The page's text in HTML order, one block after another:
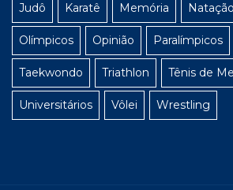
Judô Karatê Memória Natação
Olímpicos Opinião Paralímpicos
Taekwondo Triathlon Tênis de
Universitários Vôlei Wrestling